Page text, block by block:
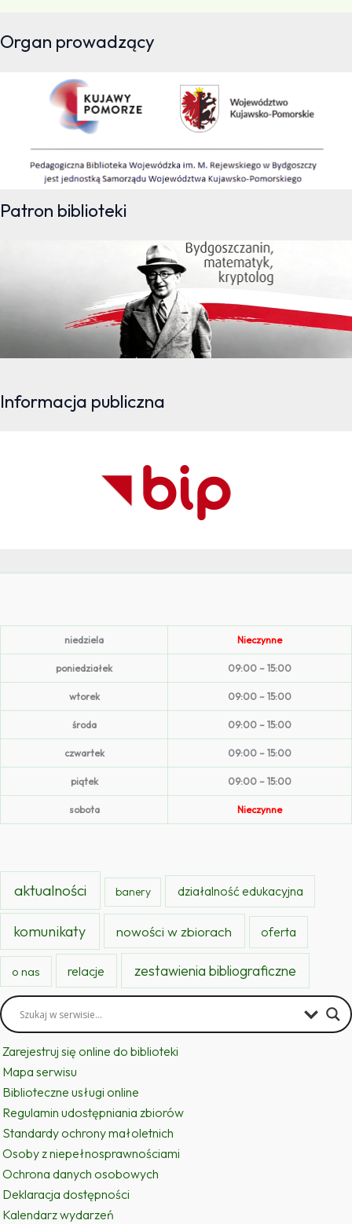
Organ prowadzący
Patron biblioteki
Informacja publiczna
niedziela Nieczynne
poniedziałek 09:00 – 15:00
wtorek 09:00 – 15:00
środa 09:00 – 15:00
czwartek 09:00 – 15:00
piątek 09:00 – 15:00
sobota Nieczynne
aktualności banery działalność edukacyjna
komunikaty nowości w zbiorach oferta
o nas relacje zestawienia bibliograficzne
Zarejestruj się online do biblioteki
Mapa serwisu
Biblioteczne usługi online
Regulamin udostępniania zbiorów
Standardy ochrony małoletnich
Osoby z niepełnosprawnościami
Ochrona danych osobowych
Deklaracja dostępności
Kalendarz wydarzeń